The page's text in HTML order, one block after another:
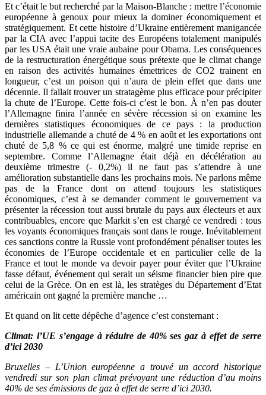
Et c’était le but recherché par la Maison-Blanche : mettre l’économie
européenne à genoux pour mieux la dominer économiquement et
stratégiquement. Et cette histoire d’Ukraine entièrement manigancée
par la CIA avec l’appui tacite des Européens totalement manipulés
par les USA était une vraie aubaine pour Obama. Les conséquences
de la restructuration énergétique sous prétexte que le climat change
en raison des activités humaines émettrices de CO2 trainent en
longueur, c’est un poison qui n’aura de plein effet que dans une
décennie. Il fallait trouver un stratagème plus efficace pour précipiter
la chute de l’Europe. Cette fois-ci c’est le bon. À n’en pas douter
l’Allemagne finira l’année en sévère récession si on examine les
dernières statistiques économiques de ce pays : la production
industrielle allemande a chuté de 4 % en août et les exportations ont
chuté de 5,8 % ce qui est énorme, malgré une timide reprise en
septembre. Comme l’Allemagne était déjà en décélération au
deuxième trimestre (- 0,2%) il ne faut pas s’attendre à une
amélioration substantielle dans les prochains mois. Ne parlons même
pas de la France dont on attend toujours les statistiques
économiques, c’est à se demander comment le gouvernement va
présenter la récession tout aussi brutale du pays aux électeurs et aux
contribuables, encore que Markit s’en est chargé ce vendredi : tous
les voyants économiques français sont dans le rouge. Inévitablement
ces sanctions contre la Russie vont profondément pénaliser toutes les
économies de l’Europe occidentale et en particulier celle de la
France et tout le monde va devoir payer pour éviter que l’Ukraine
fasse défaut, événement qui serait un séisme financier bien pire que
celui de la Grèce. On en est là, les stratèges du Département d’Etat
américain ont gagné la première manche …
Et quand on lit cette dépêche d’agence c’est consternant :
Climat: l’UE s’engage à réduire de 40% ses gaz à effet de serre
d’ici 2030
Bruxelles – L’Union européenne a trouvé un accord historique
vendredi sur son plan climat prévoyant une réduction d’au moins
40% de ses émissions de gaz à effet de serre d’ici 2030.